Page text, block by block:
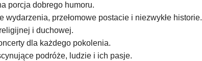
porcja dobrego humoru.
wydarzenia, przełomowe postacie i niezwykłe historie.
i duchowej.
dla każdego pokolenia.
podróże, ludzie i ich pasje.